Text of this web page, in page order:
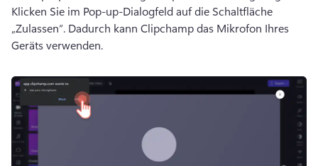
Klicken Sie im Pop-up-Dialogfeld auf die Schaltfläche
„Zulassen“. Dadurch kann Clipchamp das Mikrofon Ihres
Geräts verwenden.